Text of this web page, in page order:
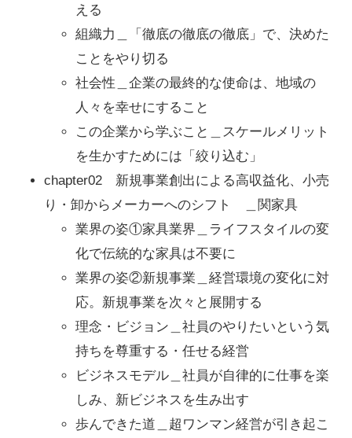
える
組織力＿「徹底の徹底の徹底」で、決めた
ことをやり切る
社会性＿企業の最終的な使命は、地域の
人々を幸せにすること
この企業から学ぶこと＿スケールメリット
を生かすためには「絞り込む」
chapter02 新規事業創出による高収益化、小売
り・卸からメーカーへのシフト ＿関家具
業界の姿①家具業界＿ライフスタイルの変
化で伝統的な家具は不要に
業界の姿②新規事業＿経営環境の変化に対
応。新規事業を次々と展開する
理念・ビジョン＿社員のやりたいという気
持ちを尊重する・任せる経営
ビジネスモデル＿社員が自律的に仕事を楽
しみ、新ビジネスを生み出す
歩んできた道＿超ワンマン経営が引き起こ